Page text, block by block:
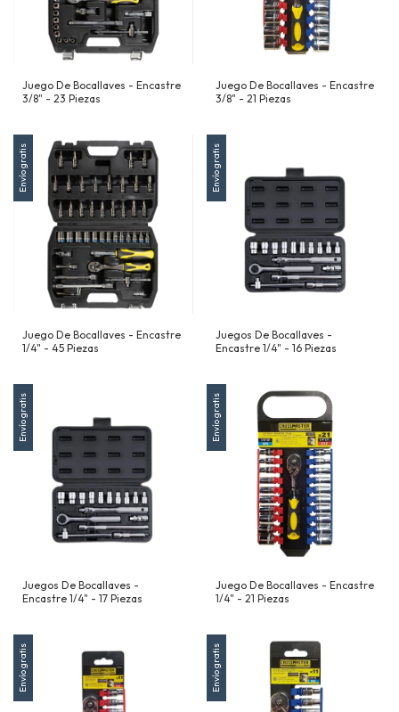
Juego De Bocallaves - Encastre
3/8" - 23 Piezas
Juego De Bocallaves - Encastre
3/8" - 21 Piezas
Envío gratis
Juego De Bocallaves - Encastre
1/4" - 45 Piezas
Envío gratis
Juegos De Bocallaves -
Encastre 1/4" - 16 Piezas
Envío gratis
Juegos De Bocallaves -
Encastre 1/4" - 17 Piezas
Envío gratis
Juego De Bocallaves - Encastre
1/4" - 21 Piezas
Envío gratis Envío gratis